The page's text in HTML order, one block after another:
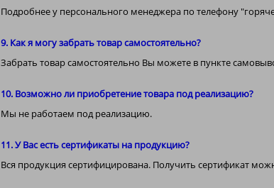
Подробнее у персонального менеджера по телефону
9. Как я могу забрать товар самостоятельно?
Забрать товар самостоятельно Вы можете в пункте
10. Возможно ли приобретение товара под реализацию?
Мы не работаем под реализацию.
11. У Вас есть сертификаты на продукцию?
Вся продукция сертифицирована. Получить сертификат